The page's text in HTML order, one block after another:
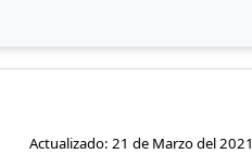
Actualizado: 21 de Marzo del 2021